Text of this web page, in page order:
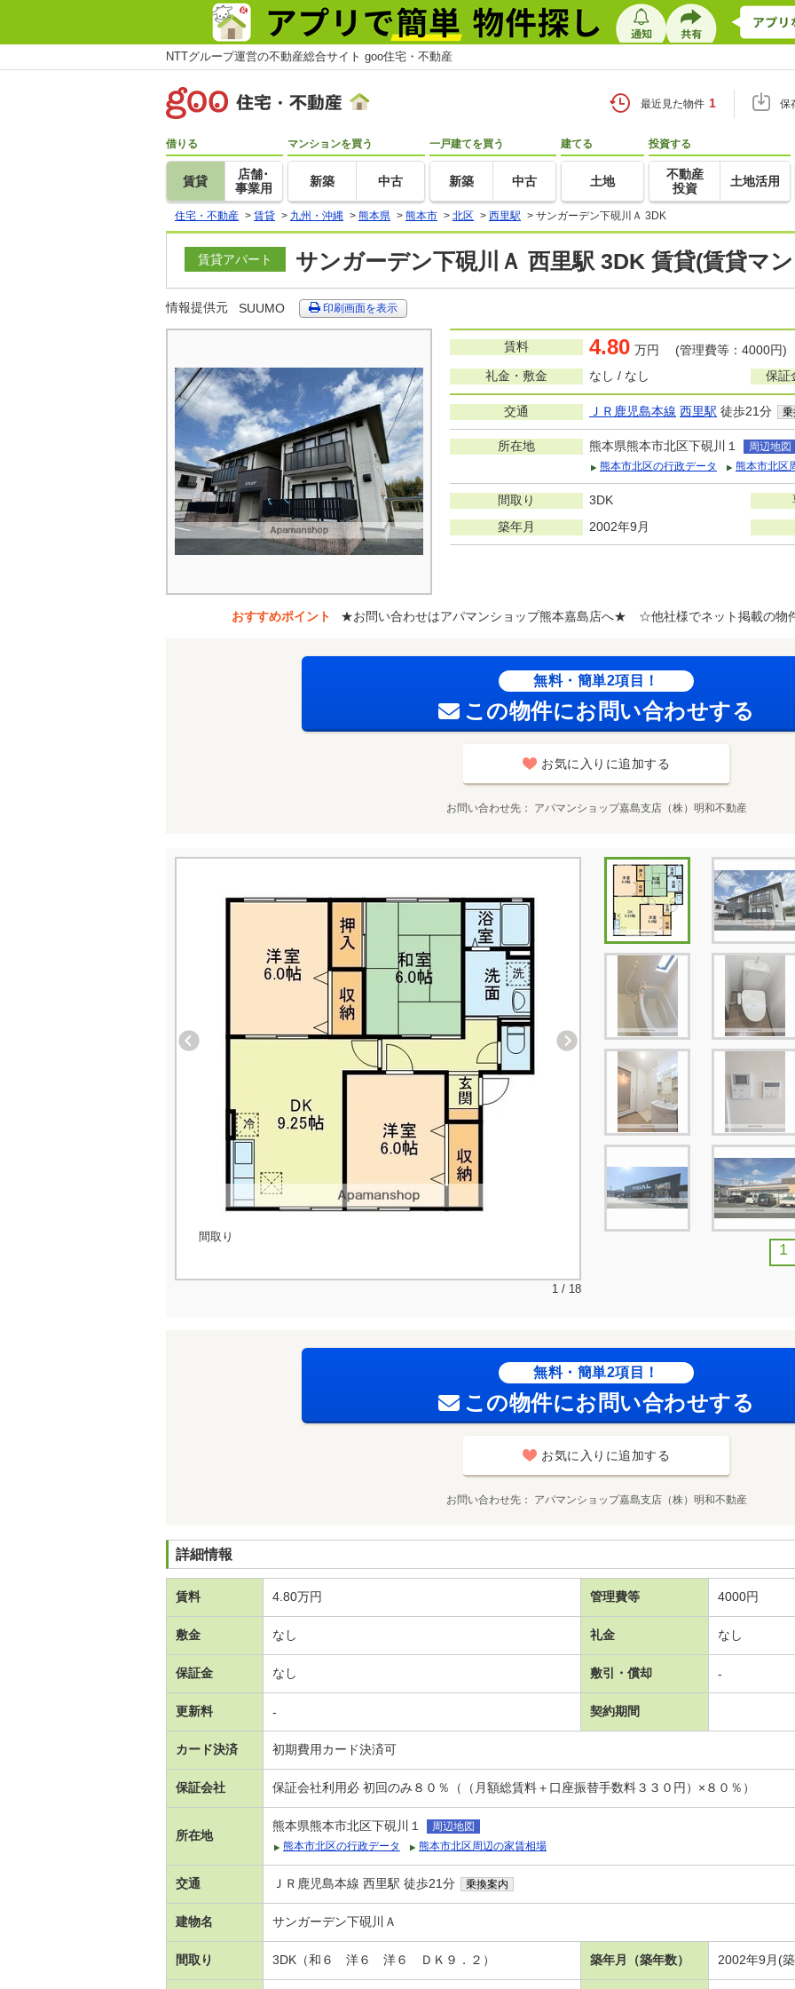
NTTグループ運営の不動産総合サイト goo住宅・不動産
最近見た物件 1 保
借りる
賃貸
店舗･
事業用
マンションを買う
新築 中古
一戸建てを買う
新築 中古
建てる
土地
投資する
不動産
投資
土地活用
住宅・不動産 > 賃貸 > 九州・沖縄 > 熊本県 > 熊本市 > 北区 > 西里駅 > サンガーデン下硯川Ａ 3DK
賃貸アパート サンガーデン下硯川Ａ 西里駅 3DK 賃貸(賃貸マ
情報提供元 SUUMO 印刷画面を表示
賃料 4.80 万円 (管理費等：4000円)
礼金・敷金
なし / なし 保証
交通 ＪＲ鹿児島本線 西里駅 徒歩21分
所在地 熊本県熊本市北区下硯川１
周辺地図
熊本市北区の行政データ
熊本市北区
間取り 3DK
築年月
2002年9月
おすすめポイント ★お問い合わせはアパマンショップ熊本嘉島店へ★ ☆他社様でネット掲載の物
無料・簡単2項目！
この物件にお問い合わせする
お気に入りに追加する
お問い合わせ先 アパマンショップ嘉島支店（株）明和不動産
間取り
1 / 18
1
無料・簡単2項目！
この物件にお問い合わせする
お気に入りに追加する
お問い合わせ先 アパマンショップ嘉島支店（株）明和不動産
詳細情報
賃料 4.80万円 管理費等 4000円
敷金 なし 礼金 なし
保証金 なし 敷引・償却 -
更新料 - 契約期間
カード決済 初期費用カード決済可
保証会社 保証会社利用必 初回のみ８０％（（月額総賃料＋口座振替手数料３３０円）×８０％）
所在地
熊本県熊本市北区下硯川１
周辺地図
熊本市北区の行政データ
熊本市北区周辺の家賃相場
交通 ＪＲ鹿児島本線 西里駅 徒歩21分 乗換案内
建物名 サンガーデン下硯川Ａ
間取り 3DK（和６ 洋６ 洋６ ＤＫ９．２） 築年月（築年数） 2002年9月(